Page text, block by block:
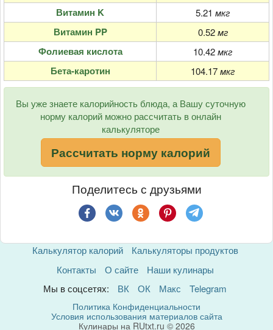
Витамин K 5.21 мкг
Витамин PP 0.52 мг
Фолиевая кислота 10.42мкг
Бета-каротин 104.17мкг
Вы уже знаете калорийность блюда, а Вашу суточную
норму калорий можно рассчитать в онлайн
калькуляторе
Рассчитать норму калорий
Поделитесь с друзьями
Калькулятор калорий
Калькуляторы продуктов
Контакты
О сайте
Наши кулинары
Мы в соцсетях:
ВК ОК Макс Telegram
Политика Конфиденциальности
Условия использования материалов сайта
Кулинары на RUtxt.ru © 2026